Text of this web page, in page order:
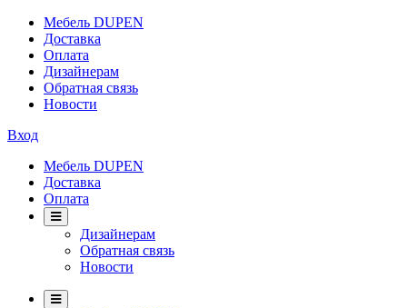
Мебель DUPEN
Доставка
Оплата
Дизайнерам
Обратная связь
Новости
Вход
Мебель DUPEN
Доставка
Оплата
Дизайнерам
Обратная связь
Новости